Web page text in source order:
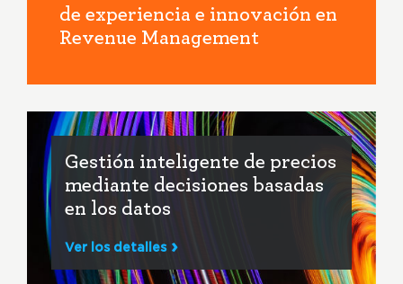
de experiencia e innovación en
Revenue Management
Gestión inteligente de precios
mediante decisiones basadas
en los datos
Ver los detalles